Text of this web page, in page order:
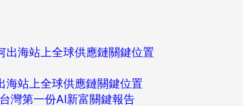
海站上全球供應鏈關鍵位置